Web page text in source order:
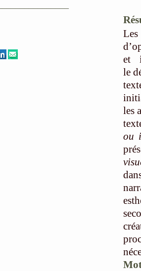
et
le
les
ou